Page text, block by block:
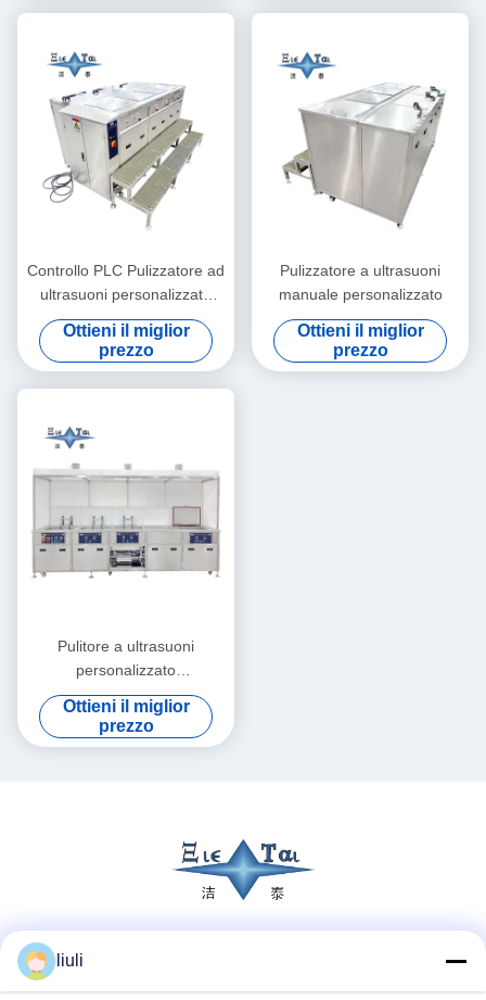
Controllo PLC Pulizzatore ad
ultrasuoni personalizzato
Pulizzatore a ultrasuoni
manuale Supersonico 40KW
Ottieni il miglior
prezzo
Pulizzatore a ultrasuoni
manuale personalizzato
Ottieni il miglior
prezzo
Pulitore a ultrasuoni
personalizzato
tridimensionale 30KW,
lavatrice a ultrasuoni 40KHZ
Ottieni il miglior
prezzo
liuli